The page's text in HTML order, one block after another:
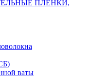
ПЛЕНКИ,
ваты